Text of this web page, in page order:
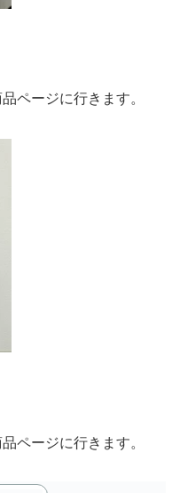
ページに行きます。
ページに行きます。